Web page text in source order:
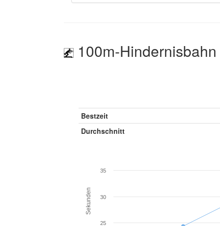
100m-
Bestzeit
Durchschnitt
Sekunden
25
30
35